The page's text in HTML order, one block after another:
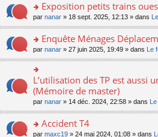
ult
er
le
m
e
s
g
e
n
o
lu
o
n
ult
er
le
m
s
a
e
n
Exposition petits trains
par nanar » 18 sept. 2025, 12:13 » dans
o
n
s
ult
er
le
m
e
s
Enquête Ménages
par nanar » 27 juin 2025, 19:49 » dans
n
s
ult
er
le
m
L’utilisation des TP est aussi
(Mémoire de master)
par nanar » 14 déc. 2024, 22:58 » dans
o
Accident T4
par maxc19 » 24 mai 2024, 01:08 » dans